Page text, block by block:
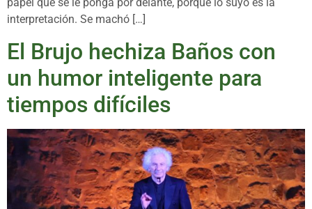
interpretación. Se machó […]
El Brujo hechiza Baños con
un humor inteligente para
tiempos difíciles